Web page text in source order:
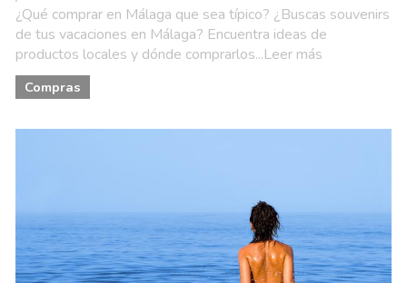
¿Qué comprar en Málaga que sea típico? ¿Buscas souvenirs
de tus vacaciones en Málaga? Encuentra ideas de
productos locales y dónde comprarlos...Leer más
Compras